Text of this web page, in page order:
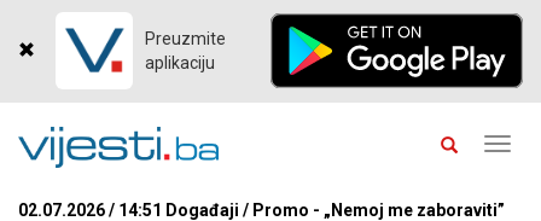
Preuzmite
aplikaciju
02.07.2026 / 14:51 Događaji / Promo - „Nemoj me zaboraviti”